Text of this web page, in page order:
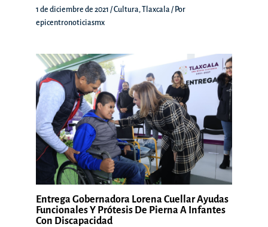
1 de diciembre de 2021 /Cultura, Tlaxcala / Por
epicentronoticiasmx
Entrega Gobernadora Lorena Cuellar Ayudas
Funcionales Y Prótesis De Pierna A Infantes
Con Discapacidad